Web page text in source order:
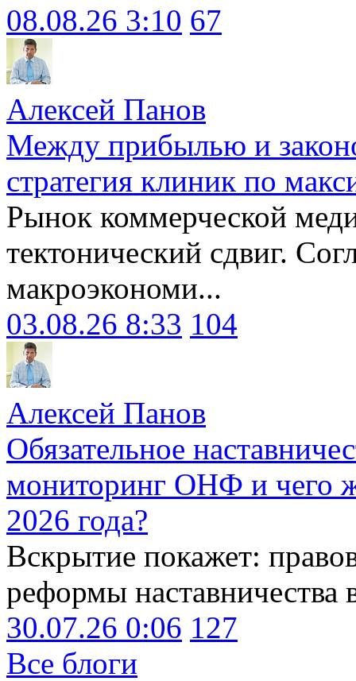
08.08.26 3:10 67
Алексей Панов
Между прибылью и
стратегия клиник по
Рынок коммерческой
тектонический сдвиг.
макроэкономи...
03.08.26 8:33 104
Алексей Панов
Обязательное
мониторинг ОНФ и чего
2026 года?
Вскрытие покажет:
реформы наставничества
30.07.26 0:06 127
Все блоги